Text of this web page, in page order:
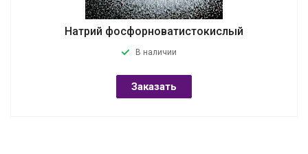
Натрий фосфорноватистокислый
В наличии
Заказать